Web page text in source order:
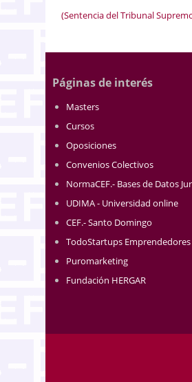
(Sentencia del Tribunal
Páginas de interés
Masters
Cursos
Oposiciones
Convenios Colectivos
NormaCEF.- Bases de Datos
UDIMA - Universidad online
CEF.- Santo Domingo
TodoStartups Emprendedores
Puromarketing
Fundación HERGAR